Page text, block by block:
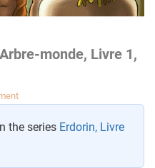
monde, Livre 1,
the series Erdorin, Livre